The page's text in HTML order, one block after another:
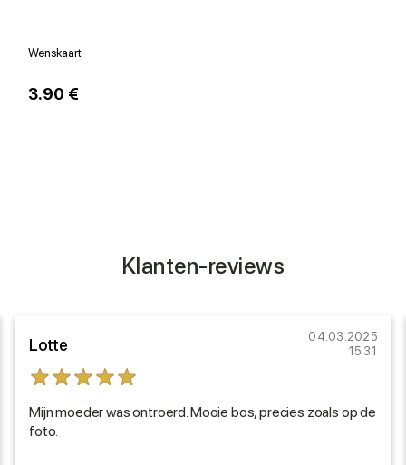
Wenskaart
3.90 €
Klanten-reviews
Lotte
04.03.2025
15:31
Mijn moeder was ontroerd. Mooie bos, precies zoals op de
foto.